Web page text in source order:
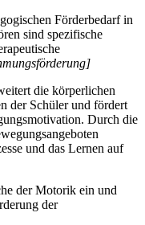
Förderbedarf in
sind spezifische
die körperlichen
der Schüler und fördert
Durch die
und das Lernen auf
der Motorik ein und
der